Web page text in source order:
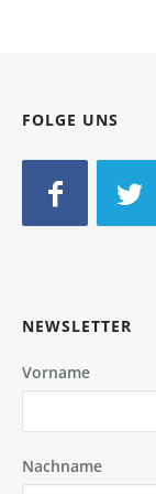
FOLGE UNS
NEWSLETTER
Vorname
Nachname